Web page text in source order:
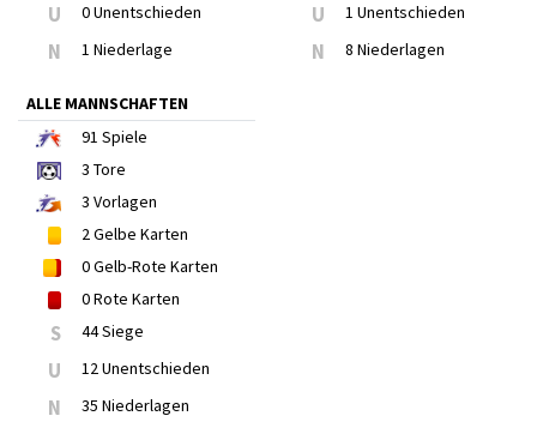
U 0 Unentschieden
N 1 Niederlage
U 1 Unentschieden
N 8 Niederlagen
ALLE MANNSCHAFTEN
91 Spiele
3 Tore
3 Vorlagen
2Gelbe Karten
0Gelb-Rote Karten
0Rote Karten
S 44 Siege
U 12 Unentschieden
N 35 Niederlagen